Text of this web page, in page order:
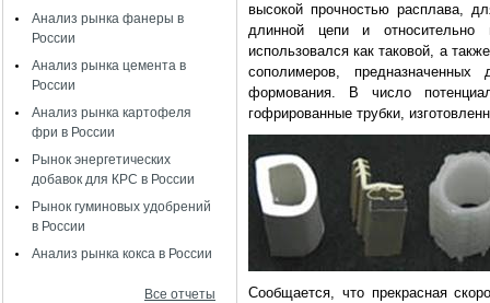
Анализ рынка фанеры в
России
Анализ рынка цемента в
России
Анализ рынка картофеля
фри в России
Рынок энергетических
добавок для КРС в России
Рынок гуминовых удобрений
в России
Анализ рынка кокса в России
Все отчеты
высокой прочностью расплава,
длинной цепи и относительно
использовался как таковой, а
сополимеров,
формования. В число
гофрированные трубки,
Сообщается, что прекрасная